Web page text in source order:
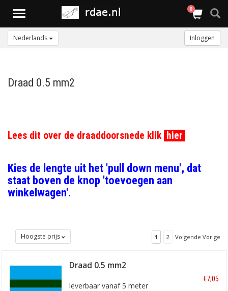
Toggle
0
Nederlands Inloggen
Draad 0.5 mm2
Lees dit over de draaddoorsnede klik hier
Kies de lengte uit het 'pull down menu', dat
staat boven de knop 'toevoegen aan
winkelwagen'.
Hoogste prijs 1 2 Volgende Vorige
Draad 0.5 mm2
leverbaar vanaf 5 meter
€7,05